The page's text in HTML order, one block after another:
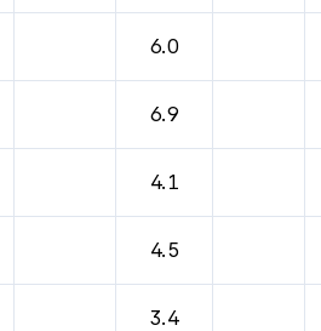
6.0
6.9
4.1
4.5
3.4